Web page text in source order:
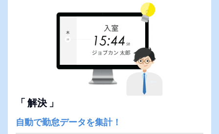
「 解決 」
自動で勤怠データを集計！